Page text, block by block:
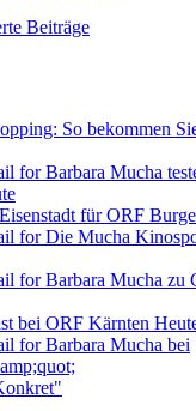
Beiträge
So bekommen
für ORF
bei ORF Kärnten